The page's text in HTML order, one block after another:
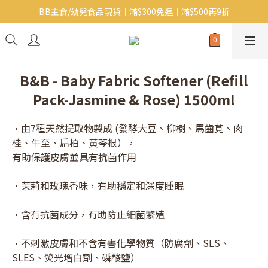
Baby J 意大利有機無麩質動物通粉 清貨平賣中!!
BB主食/幼兒食品現貨｜滿$300免運｜滿$500再9折
Baby J 有機蝴蝶麵熱賣中!
B&B - Baby Fabric Softener (Refill
Pack-Jasmine & Rose) 1500ml
•由7種天然提取物製成 (發酵大豆、柳樹、馬齒莧、肉
桂、牛至、扁柏、黃芩根），
有助保護皮膚並具有抗菌作用
•茉莉和玫瑰香味，有助穩定和深度睡眠
•含有抗菌成分，有助防止細菌繁殖
•不刺激皮膚和不含有害化學物質（防腐劑、SLS、
SLES、熒光增白劑、磷酸鹽）